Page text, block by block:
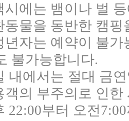
시에는 뱀이나 벌
동물을 동반한 캠핑
년자는 예약이 불
불가능합니다.
내에서는 절대 금
객의 부주의로 인
22:00부터 오전